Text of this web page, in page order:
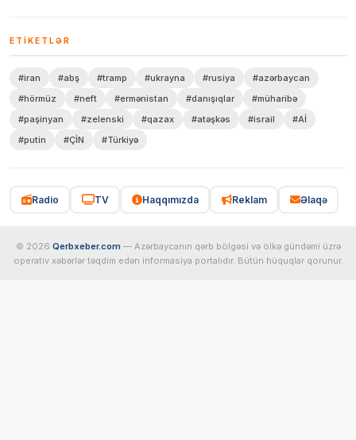
ETIKETLƏR
#iran #abş #tramp #ukrayna #rusiya
#azərbaycan
#hörmüz
#neft #ermənistan #danışıqlar
#müharibə
#paşinyan
#zelenski #qazax #atəşkəs #israil
#Aİ
#putin
#ÇİN #Türkiyə
Radio TV Haqqımızda Reklam Əlaqə
© 2026 Qerbxeber.com — Azərbaycanın qərb bölgəsi və ölkə gündəmi üzrə
operativ xəbərlər təqdim edən informasiya portalıdır. Bütün hüquqlar qorunur.